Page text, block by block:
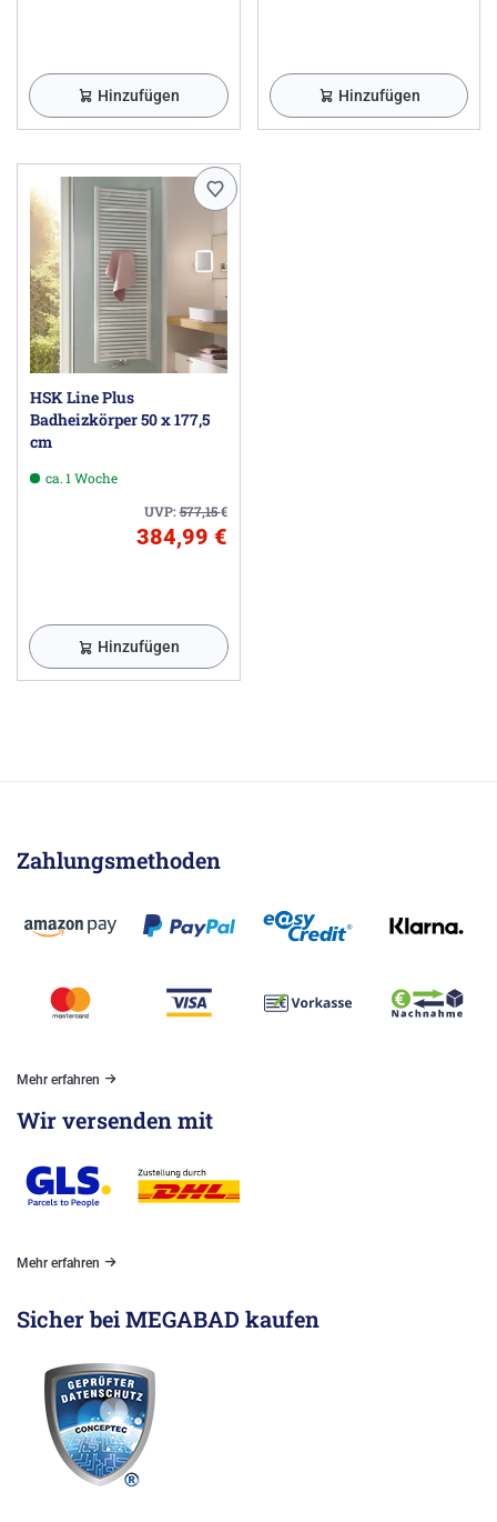
Hinzufügen Hinzufügen
HSK Line Plus
Badheizkörper 50 x 177,5
cm
ca. 1 Woche
UVP:577,15€
384,99 €
Hinzufügen
Zahlungsmethoden
Mehr erfahren
Wir versenden mit
Mehr erfahren
Sicher bei MEGABAD kaufen